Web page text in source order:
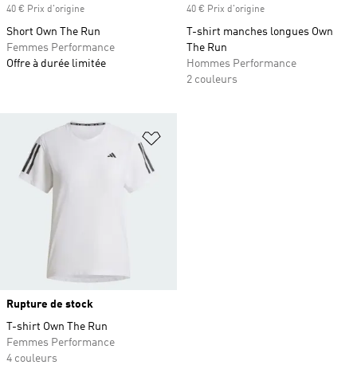
40 € Prix d'origine
Short Own The Run
Femmes Performance
Offre à durée limitée
40 € Prix d'origine
T-shirt manches longues Own
The Run
Hommes Performance
2 couleurs
Rupture de stock
T-shirt Own The Run
Femmes Performance
4 couleurs